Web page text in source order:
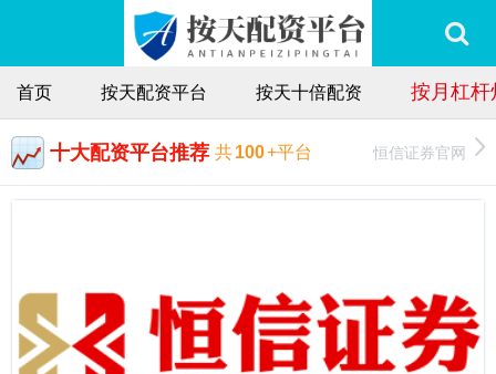
首页 按天配资平台 按天十倍配资 按月杠杆
十大配资平台推荐 共100+平台 恒信证券官网